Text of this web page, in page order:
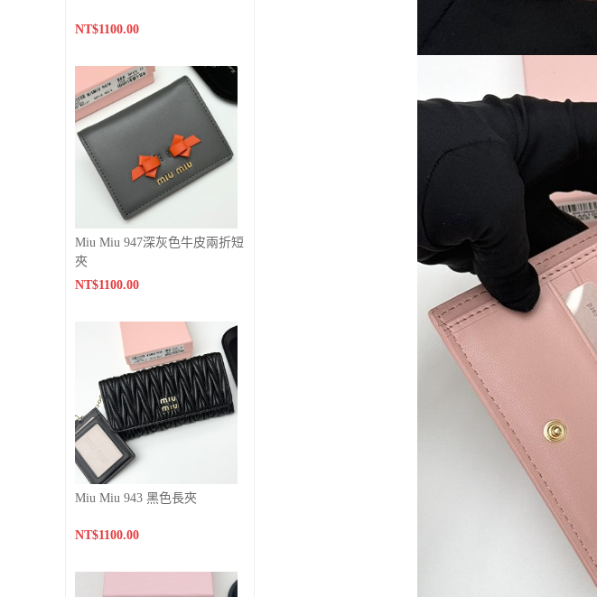
NT$1100.00
Miu Miu 947深灰色牛皮兩折短
夾
NT$1100.00
Miu Miu 943 黑色長夾
NT$1100.00